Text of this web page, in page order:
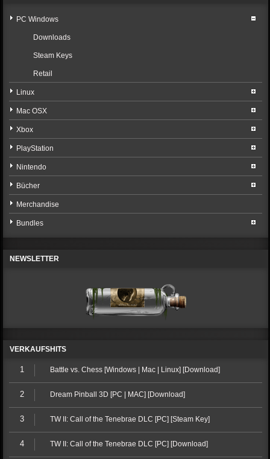
PC Windows
Downloads
Steam Keys
Retail
Linux
Mac OSX
Xbox
PlayStation
Nintendo
Bücher
Merchandise
Bundles
NEWSLETTER
VERKAUFSHITS
1 Battle vs. Chess [Windows | Mac | Linux] [Download]
2 Dream Pinball 3D [PC | MAC] [Download]
3 TW II: Call of the Tenebrae DLC [PC] [Steam Key]
4 TW II: Call of the Tenebrae DLC [PC] [Download]